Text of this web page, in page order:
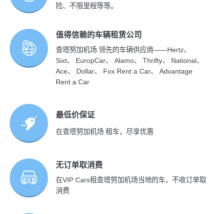
险、不限里程等等。
值得信赖的车辆租赁公司
查塔努加机场 领先的车辆供应商——Hertz、
Sixt、 EuropCar、 Alamo、 Thrifty、 National、
Ace、 Dollar、 Fox Rent a Car、 Advantage
Rent a Car
最低价保证
在查塔努加机场 租车，尽享优惠
无订单取消费
在VIP Cars租查塔努加机场当地的车，不收订单取
消费